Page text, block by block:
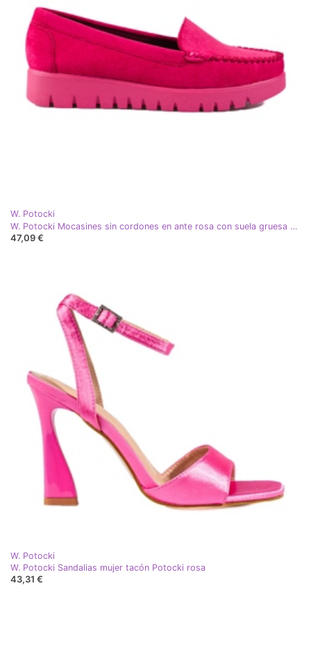
W. Potocki
W. Potocki Mocasines sin cordones en ante rosa con suela gruesa de Potocki
47,09 €
W. Potocki
W. Potocki Sandalias mujer tacón Potocki rosa
43,31 €